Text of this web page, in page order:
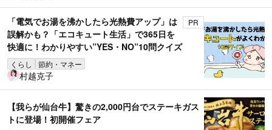
「電気でお湯を沸かしたら光熱費アップ」は
誤解かも？「エコキュート生活」で365日を
快適に！わかりやすい”YES・NO”10問クイズ
くらし 節約・マネー
PR
村越克子
【我らが仙台牛】驚きの2,000円台でステーキガス
トに登場！初開催フェア